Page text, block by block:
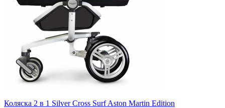
Коляска 2 в 1 Silver Cross Surf Aston Martin Edition